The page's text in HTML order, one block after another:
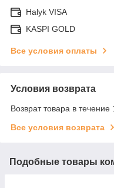
Halyk VISA
KASPI GOLD
Все условия оплаты
Условия возврата
Возврат товара в
Все условия возврата
Подобные товары